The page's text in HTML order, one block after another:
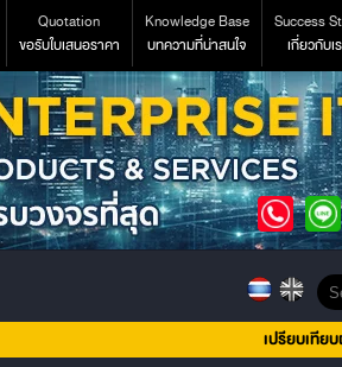
Quotation
ขอรับใบเสนอราคา
Knowledge Base
บทความที่น่าสนใจ
Success
เกี่ยวกับเ
เปรียบเที